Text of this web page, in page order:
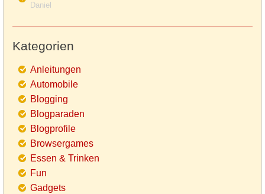
Daniel
Kategorien
Anleitungen
Automobile
Blogging
Blogparaden
Blogprofile
Browsergames
Essen & Trinken
Fun
Gadgets